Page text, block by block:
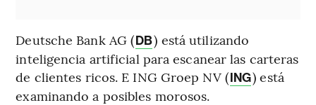
Deutsche Bank AG (DB) está utilizando
inteligencia artificial para escanear las carteras
de clientes ricos. E ING Groep NV (ING) está
examinando a posibles morosos.